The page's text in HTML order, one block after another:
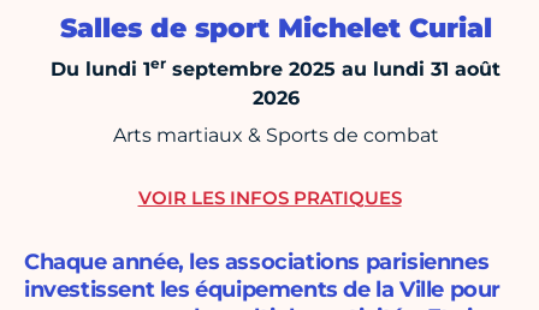
Salles de sport Michelet Curial
Du lundi 1er septembre 2025 au lundi 31 août
2026
Arts martiaux & Sports de combat
Chaque année, les associations parisiennes
investissent les équipements de la Ville pour
VOIR LES INFOS PRATIQUES